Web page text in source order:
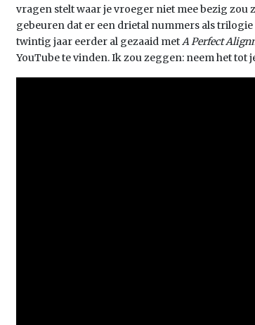
vragen stelt waar je vroeger niet mee bezig zou
gebeuren dat er een drietal nummers als
twintig jaar eerder al gezaaid metA Perfect
YouTube te vinden. Ik zou zeggen: neem het tot